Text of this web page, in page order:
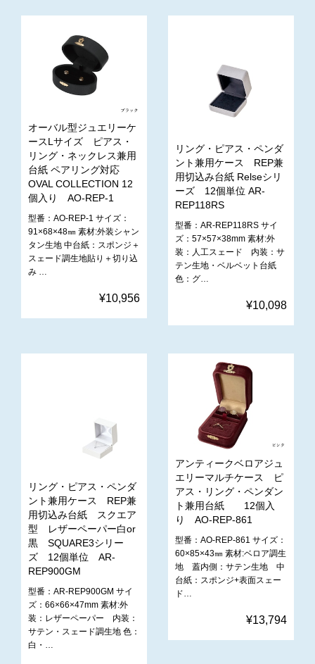
オーバル型ジュエリーケ
ースLサイズ ピアス・
リング・ネックレス兼用
台紙 ペアリング対応
OVAL COLLECTION 12
個入り AO-REP-1
型番：AO-REP-1 サイズ：
91×68×48㎜ 素材:外装シャン
タン生地 中台紙：スポンジ＋
スェード調生地貼り＋切り込
み …
¥10,956
リング・ピアス・ペンダ
ント兼用ケース REP兼
用切込み台紙 Relseシリ
ーズ 12個単位 AR-
REP118RS
型番：AR-REP118RS サイ
ズ：57×57×38mm 素材:外
装：人工スェード 内装：サ
テン生地・ベルベット台紙
色：グ…
¥10,098
リング・ピアス・ペンダ
ント兼用ケース REP兼
用切込み台紙 スクエア
型 レザーペーパー白or
黒 SQUARE3シリー
ズ 12個単位 AR-
REP900GM
型番：AR-REP900GM サイ
ズ：66×66×47mm 素材:外
装：レザーペーパー 内装：
サテン・スェード調生地 色：
白・…
アンティークベロアジュ
エリーマルチケース ピ
アス・リング・ペンダン
ト兼用台紙 12個入
り AO-REP-861
型番：AO-REP-861 サイズ：
60×85×43㎜ 素材:ベロア調生
地 蓋内側：サテン生地 中
台紙：スポンジ+表面スェー
ド…
¥13,794